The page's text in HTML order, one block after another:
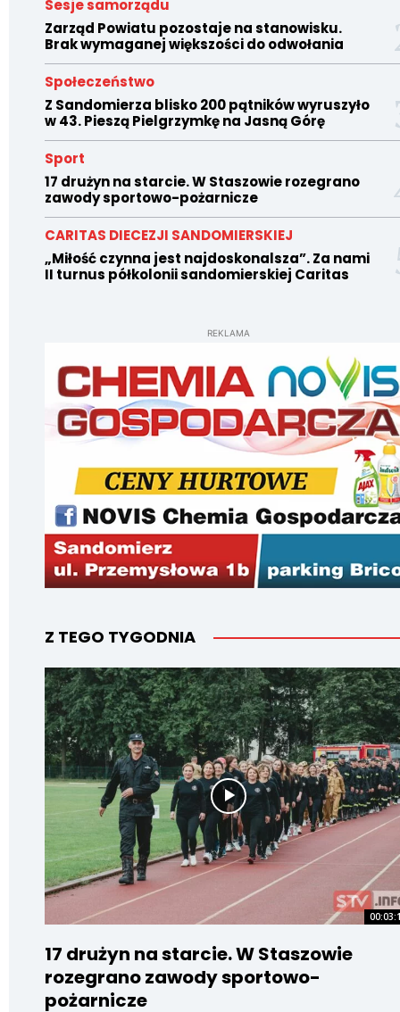
Sesje samorządu
Zarząd Powiatu pozostaje na stanowisku.
Brak wymaganej większości do odwołania
Społeczeństwo
Z Sandomierza blisko 200 pątników wyruszyło
w 43. Pieszą Pielgrzymkę na Jasną Górę
Sport
17 drużyn na starcie. W Staszowie rozegrano
zawody sportowo-pożarnicze
CARITAS DIECEZJI SANDOMIERSKIEJ
„Miłość czynna jest najdoskonalsza”. Za nami
II turnus półkolonii sandomierskiej Caritas
REKLAMA
Z TEGO TYGODNIA
17 drużyn na starcie. W Staszowie
rozegrano zawody sportowo-
pożarnicze